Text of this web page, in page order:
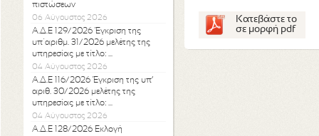
πιστώσεων
06 Αύγουστος 2026
Α.Δ.Ε 129/2026 Έγκριση της
υπ΄αριθμ. 31/2026 μελέτης της
υπηρεσίας με τίτλο: ...
04 Αύγουστος 2026
Α.Δ.Ε 116/2026 Έγκριση της υπ’
αριθ. 30/2026 μελέτης της
υπηρεσίας με τίτλο: ...
04 Αύγουστος 2026
Α.Δ.Ε 128/2026 Εκλογή
Κατεβάστε το
σε μορφή pdf